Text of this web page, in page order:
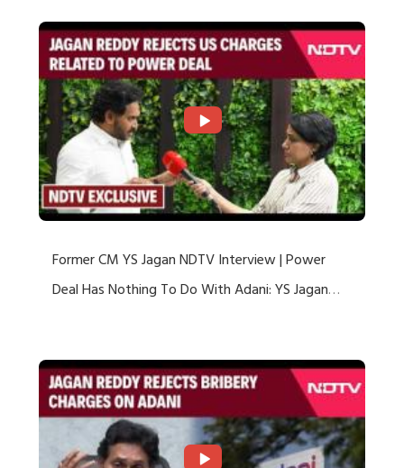
Former CM YS Jagan NDTV Interview | Power
Deal Has Nothing To Do With Adani: YS Jagan